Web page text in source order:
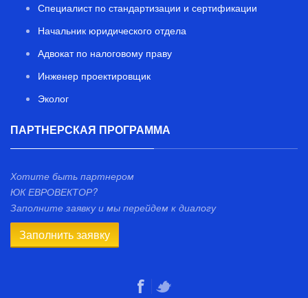
Специалист по стандартизации и сертификации
Начальник юридического отдела
Адвокат по налоговому праву
Инженер проектировщик
Эколог
ПАРТНЕРСКАЯ ПРОГРАММА
Хотите быть партнером
ЮК ЕВРОВЕКТОР?
Заполните заявку и мы перейдем к диалогу
Заполнить заявку